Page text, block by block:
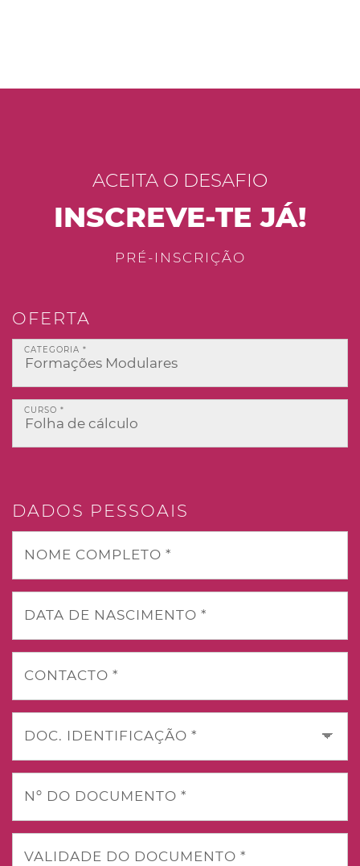
ACEITA O DESAFIO
INSCREVE-TE JÁ!
PRÉ-INSCRIÇÃO
OFERTA
CATEGORIA *
CURSO *
DADOS PESSOAIS
NOME COMPLETO *
DATA DE NASCIMENTO *
CONTACTO *
DOC. IDENTIFICAÇÃO *
Nº DO DOCUMENTO *
VALIDADE DO DOCUMENTO *